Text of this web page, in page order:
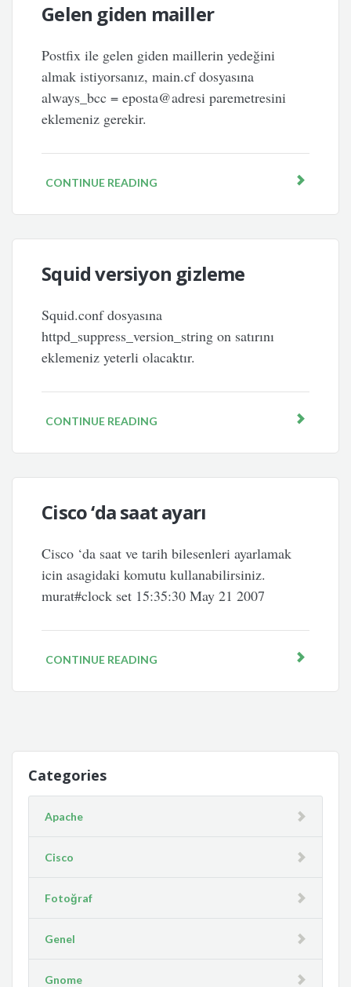
Gelen giden mailler
Postfix ile gelen giden maillerin yedeğini
almak istiyorsanız, main.cf dosyasına
always_bcc = eposta@adresi paremetresini
eklemeniz gerekir.
CONTINUE READING
Squid versiyon gizleme
Squid.conf dosyasına
httpd_suppress_version_string on satırını
eklemeniz yeterli olacaktır.
CONTINUE READING
Cisco ‘da saat ayarı
Cisco ‘da saat ve tarih bilesenleri ayarlamak
icin asagidaki komutu kullanabilirsiniz.
murat#clock set 15:35:30 May 21 2007
CONTINUE READING
Categories
Apache
Cisco
Fotoğraf
Genel
Gnome